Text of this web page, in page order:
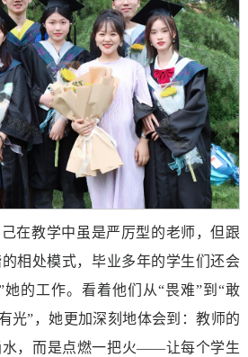
在教学中虽是严厉型的老师，但跟
相处模式，毕业多年的学生们还会
的工作。看着他们从“畏难”到“敢
光”，她更加深刻地体会到：教师的
水，而是点燃一把火——让每个学生